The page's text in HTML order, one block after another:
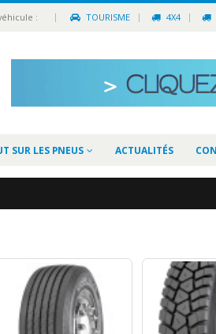
: | TOURISME 4X4
SUR LES PNEUS ACTUALITÉS